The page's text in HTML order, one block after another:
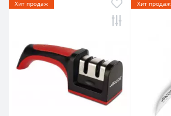
Хит продаж Хит продаж